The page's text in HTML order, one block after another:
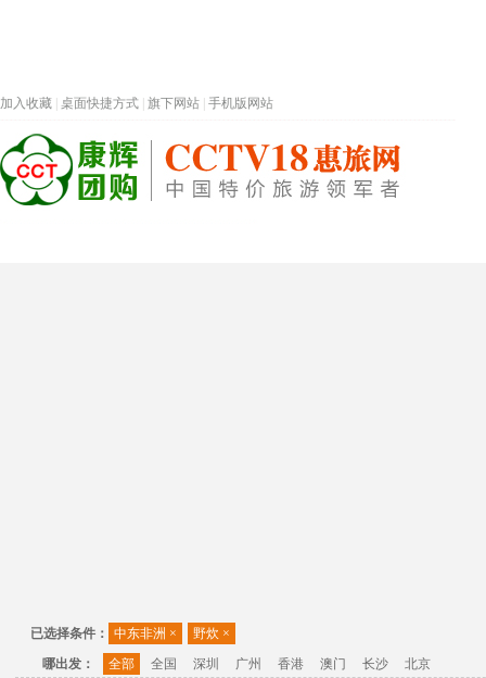
加入收藏 桌面快捷方式 旗下网站 手机版网站
已选择条件： 中东非洲 × 野炊 ×
哪出发：
全部 全国 深圳 广州 香港 澳门 长沙 北京